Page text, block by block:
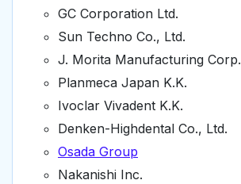
GC Corporation Ltd.
Sun Techno Co., Ltd.
J. Morita Manufacturing Corp.
Planmeca Japan K.K.
Ivoclar Vivadent K.K.
Denken-Highdental Co., Ltd.
Osada Group
Nakanishi Inc.